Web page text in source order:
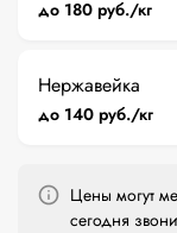
до 180 руб./кг
Нержавейка
до 140 руб./кг
Цены могут
сегодня